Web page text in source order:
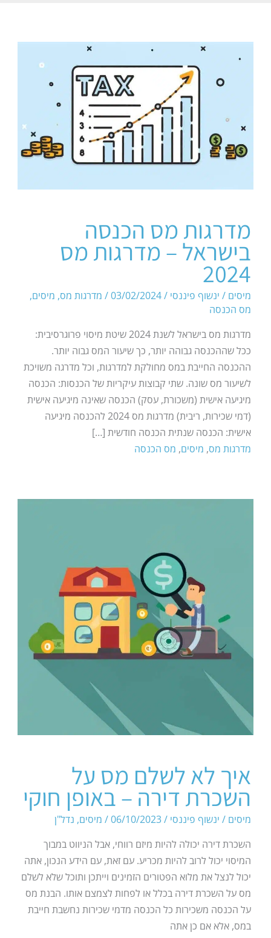
מדרגות מס הכנסה
בישראל – מדרגות מס
2024
מיסים / ינשוף פיננסי /
03/02/2024
/ מדרגות מס, מיסים,
מס הכנסה
מדרגות מס בישראל לשנת 2024 שיטת מיסוי פרוגרסיבית:
ככל שההכנסה גבוהה יותר, כך שיעור המס גבוה יותר.
ההכנסה החייבת במס מחולקת למדרגות, וכל מדרגה משויכת
לשיעור מס שונה. שתי קבוצות עיקריות של הכנסות: הכנסה
מיגיעה אישית (משכורת, עסק) הכנסה שאינה מיגיעה אישית
(דמי שכירות, ריבית) מדרגות מס 2024 להכנסה מיגיעה
אישית: הכנסה שנתית הכנסה חודשית […]
מדרגות מס, מיסים, מס הכנסה
איך לא לשלם מס על
השכרת דירה – באופן חוקי
מיסים / ינשוף פיננסי /
06/10/2023
/ מיסים, נדל"ן
השכרת דירה יכולה להיות מיזם רווחי, אבל הניווט במבוך
המיסוי יכול לרוב להיות מכריע. עם זאת, עם הידע הנכון, אתה
יכול לנצל את מלוא הפטורים הזמינים וייתכן ותוכל שלא לשלם
מס על השכרת דירה בכלל או לפחות לצמצם אותו. הבנת מס
על הכנסה משכירות כל הכנסה מדמי שכירות נחשבת חייבת
במס, אלא אם כן אתה